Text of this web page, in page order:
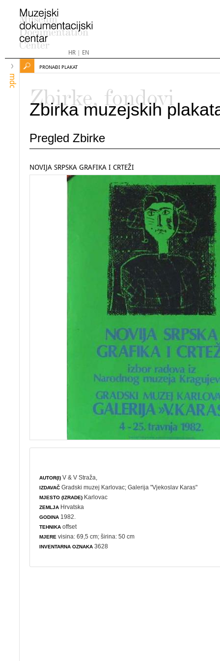
HR| EN
mdc
PRONAĐI PLAKAT
Zbirke, fondovi
Zbirka muzejskih
Pregled Zbirke
NOVIJA SRPSKA GRAFIKA I CRTEŽI
AUTOR(I) V & V Straža,
IZDAVAČ Gradski muzej Karlovac;Galerija "Vjekoslav Karas"
MJESTO (IZRADE) Karlovac
ZEMLJA Hrvatska
GODINA 1982.
TEHNIKA offset
MJERE visina: 69,5 cm; širina: 50 cm
INVENTARNA OZNAKA 3628